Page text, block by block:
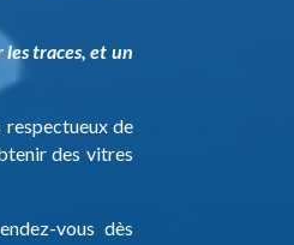
traces, et un
de
des vitres
vous dès